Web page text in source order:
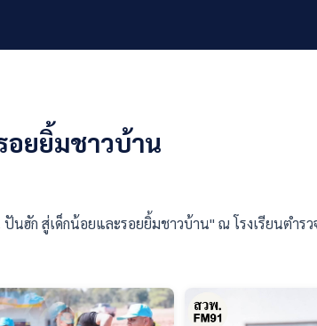
อยยิ้มชาวบ้าน
นฮัก สู่เด็กน้อยและรอยยิ้มชาวบ้าน" ณ โรงเรียนตำ